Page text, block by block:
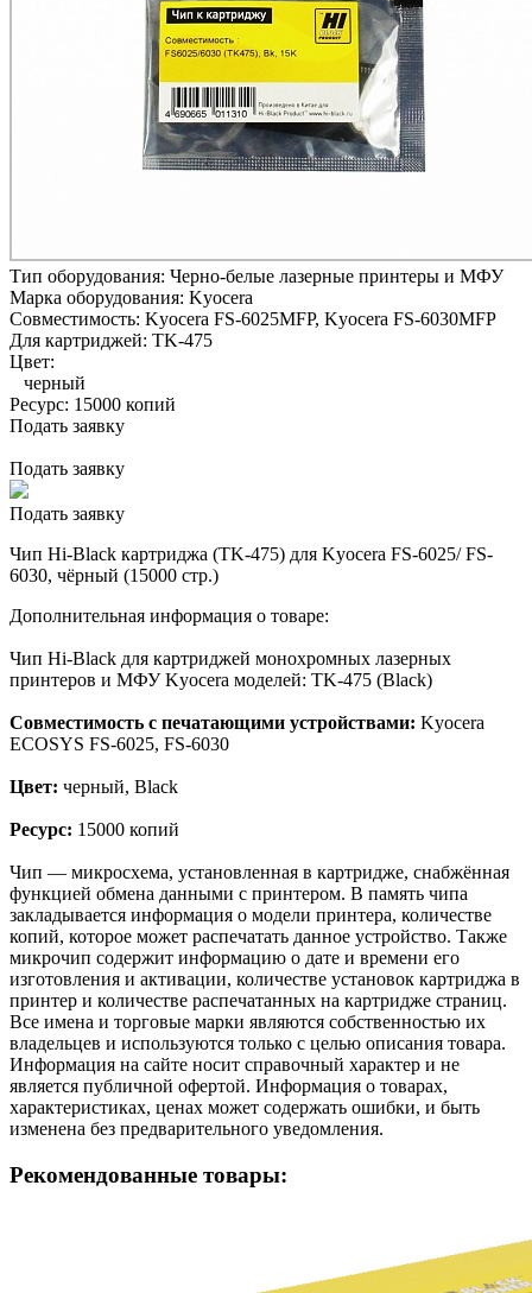
Тип оборудования: Черно-белые лазерные принтеры и МФУ
Марка оборудования: Kyocera
Совместимость: Kyocera FS-6025MFP, Kyocera FS-6030MFP
Для картриджей: TK-475
Цвет:
черный
Ресурс: 15000 копий
Подать заявку
Подать заявку
Подать заявку
Чип Hi-Black картриджа (TK-475) для Kyocera FS-6025/ FS-
6030, чёрный (15000 стр.)
Дополнительная информация о товаре:
Чип Hi-Black для картриджей монохромных лазерных
принтеров и МФУ Kyocera моделей: TK-475 (Black)
Совместимость с печатающими устройствами: Kyocera
ECOSYS FS-6025, FS-6030
Цвет: черный, Black
Ресурс: 15000 копий
Чип — микросхема, установленная в картридже, снабжённая
функцией обмена данными с принтером. В память чипа
закладывается информация о модели принтера, количестве
копий, которое может распечатать данное устройство. Также
микрочип содержит информацию о дате и времени его
изготовления и активации, количестве установок картриджа в
принтер и количестве распечатанных на картридже страниц.
Все имена и торговые марки являются собственностью их
владельцев и используются только с целью описания товара.
Информация на сайте носит справочный характер и не
является публичной офертой. Информация о товарах,
характеристиках, ценах может содержать ошибки, и быть
изменена без предварительного уведомления.
Рекомендованные товары: